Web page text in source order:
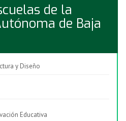
de la
de Baja
y Diseño
Educativa